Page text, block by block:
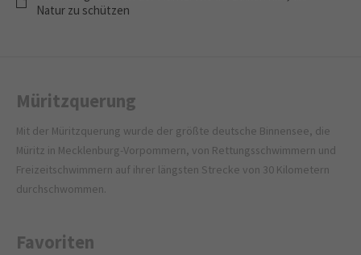
Natur zu schützen
Müritzquerung
Mit der Müritzquerung wurde der größte deutsche Binnensee, die
Müritz in Mecklenburg-Vorpommern, von Rettungsschwimmern und
Freizeitschwimmern auf ihrer längsten Strecke von 30 Kilometern
durchschwommen.
Favoriten